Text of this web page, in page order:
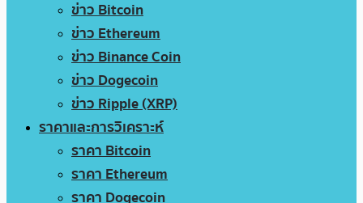
ข่าว Bitcoin
ข่าว Ethereum
ข่าว Binance Coin
ข่าว Dogecoin
ข่าว Ripple (XRP)
ราคาและการวิเคราะห์
ราคา Bitcoin
ราคา Ethereum
ราคา Dogecoin